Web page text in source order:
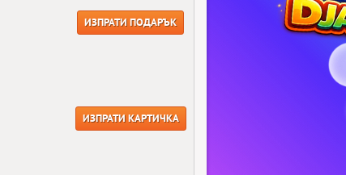
ИЗПРАТИ ПОДАРЪК
ИЗПРАТИ КАРТИЧКА